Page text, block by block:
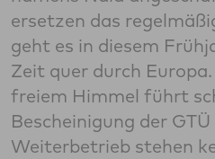
ersetzen das
geht es in diesem
Zeit quer durch
freiem Himmel führt
Bescheinigung der
Weiterbetrieb stehen